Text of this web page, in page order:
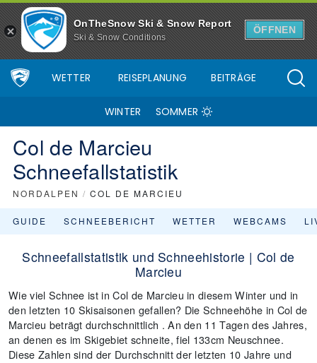
OnTheSnow Ski & Snow Report
Ski & Snow Conditions
ÖFFNEN
WETTER REISEPLANUNG BEITRÄGE
WINTER SOMMER
Col de Marcieu
Schneefallstatistik
NORDALPEN / COL DE MARCIEU
GUIDE SCHNEEBERICHT WETTER WEBCAMS
Schneefallstatistik und Schneehistorie | Col de
Marcieu
Wie viel Schnee ist in Col de Marcieu in diesem Winter und in
den letzten 10 Skisaisonen gefallen? Die Schneehöhe in Col de
Marcieu beträgt durchschnittlich . An den 11 Tagen des Jahres,
an denen es im Skigebiet schneite, fiel 133cm Neuschnee.
Diese Zahlen sind der Durchschnitt der letzten 10 Jahre und